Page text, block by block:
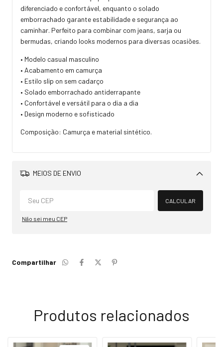
diferenciado e confortável, enquanto o solado
emborrachado garante estabilidade e segurança ao
caminhar. Perfeito para combinar com jeans, sarja ou
bermudas, criando looks modernos para diversas ocasiões.
• Modelo casual masculino
• Acabamento em camurça
• Estilo slip on sem cadarço
• Solado emborrachado antiderrapante
• Confortável e versátil para o dia a dia
• Design moderno e sofisticado
Composição: Camurça e material sintético.
MEIOS DE ENVIO
Alterar CEP
CALCULAR
Não sei meu CEP
Compartilhar
Produtos relacionados